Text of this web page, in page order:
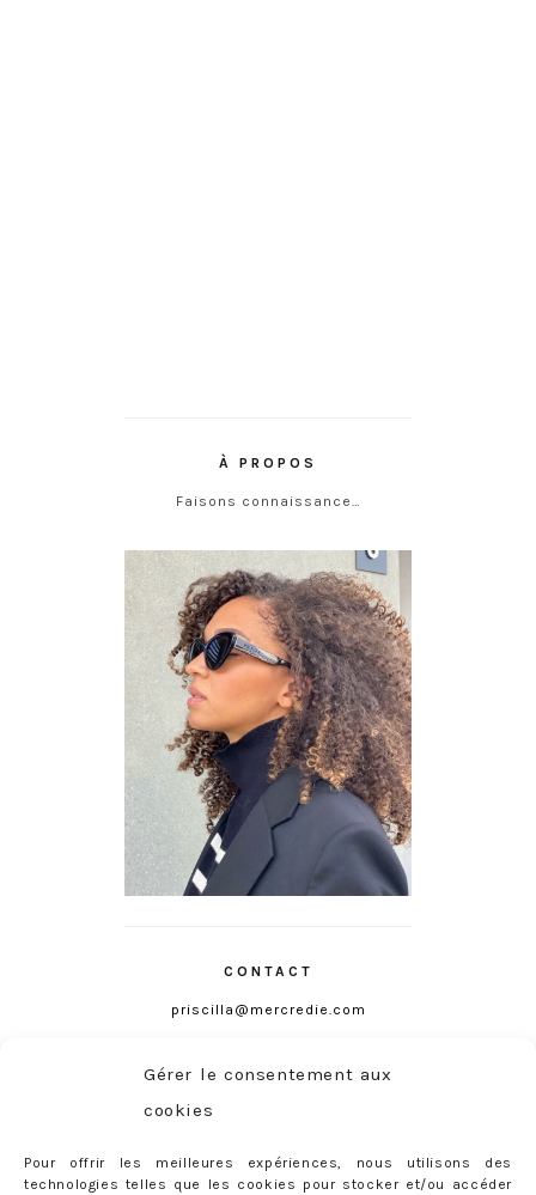
Gérer le consentement aux
cookies
Pour offrir les meilleures expériences, nous utilisons des
technologies telles que les cookies pour stocker et/ou accéder
À PROPOS
Faisons connaissance…
CONTACT
priscilla@mercredie.com
mercredie